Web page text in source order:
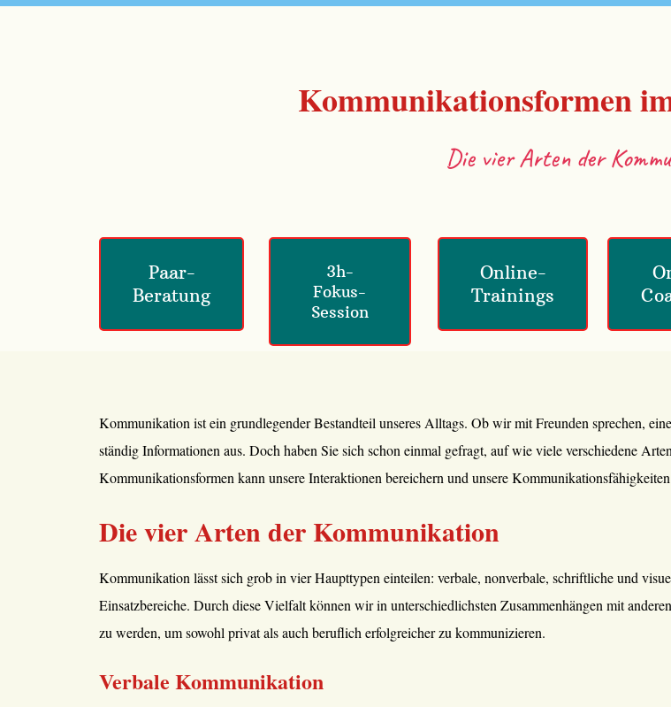
Kommunikationsformen
Die vier Arten der
Paar-
Beratung
3h-
Fokus-
Session
Online-
Trainings
Kommunikation ist ein grundlegender Bestandteil unseres Alltags. Ob wir mit Freunden sprechen,
ständig Informationen aus. Doch haben Sie sich schon einmal gefragt, auf wie viele verschiedene
Kommunikationsformen kann unsere Interaktionen bereichern und unsere Kommunikationsfähigkeiten
Die vier Arten der Kommunikation
Kommunikation lässt sich grob in vier Haupttypen einteilen: verbale, nonverbale, schriftliche und
Einsatzbereiche. Durch diese Vielfalt können wir in unterschiedlichsten Zusammenhängen mit
zu werden, um sowohl privat als auch beruflich erfolgreicher zu kommunizieren.
Verbale Kommunikation